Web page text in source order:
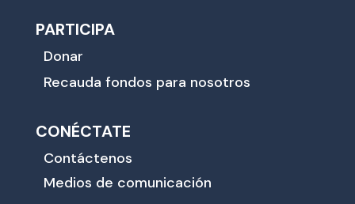
PARTICIPA
Donar
Recauda fondos para nosotros
CONÉCTATE
Contáctenos
Medios de comunicación